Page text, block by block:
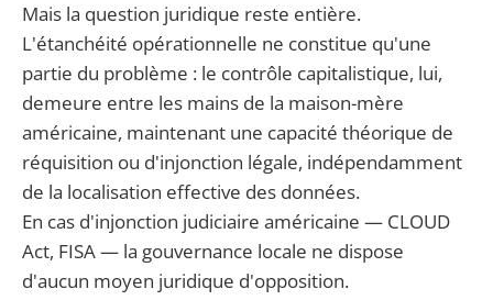
Mais la question juridique reste entière.
L'étanchéité opérationnelle ne constitue qu'une
partie du problème : le contrôle capitalistique, lui,
demeure entre les mains de la maison-mère
américaine, maintenant une capacité théorique de
réquisition ou d'injonction légale, indépendamment
de la localisation effective des données.
En cas d'injonction judiciaire américaine — CLOUD
Act, FISA — la gouvernance locale ne dispose
d'aucun moyen juridique d'opposition.